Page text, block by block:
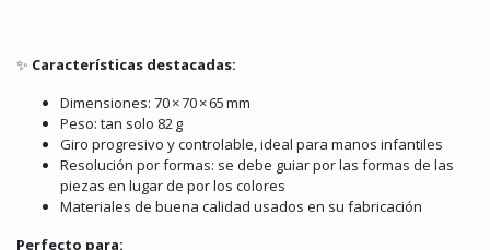
✨ Características destacadas:
Dimensiones: 70 × 70 × 65 mm
Peso: tan solo 82 g
Giro progresivo y controlable, ideal para manos infantiles
Resolución por formas: se debe guiar por las formas de las
piezas en lugar de por los colores
Materiales de buena calidad usados en su fabricación
Perfecto para: